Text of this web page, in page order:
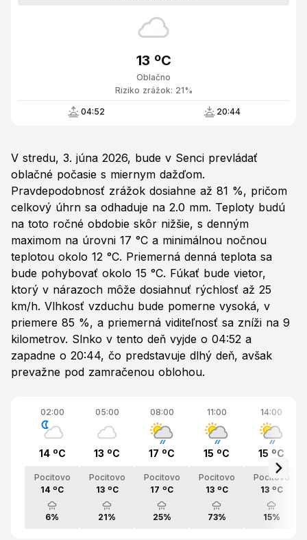
Oblačno
13 ºC
Riziko zrážok: 21%
04:52 20:44
V stredu, 3. júna 2026, bude v Senci prevládať
oblačné počasie s miernym dažďom.
Pravdepodobnosť zrážok dosiahne až 81 %, pričom
celkový úhrn sa odhaduje na 2.0 mm. Teploty budú
na toto ročné obdobie skôr nižšie, s denným
maximom na úrovni 17 °C a minimálnou nočnou
teplotou okolo 12 °C. Priemerná denná teplota sa
bude pohybovať okolo 15 °C. Fúkať bude vietor,
ktorý v nárazoch môže dosiahnuť rýchlosť až 25
km/h. Vlhkosť vzduchu bude pomerne vysoká, v
priemere 85 %, a priemerná viditeľnosť sa zníži na 9
kilometrov. Slnko v tento deň vyjde o 04:52 a
zapadne o 20:44, čo predstavuje dlhý deň, avšak
prevažne pod zamračenou oblohou.
02:00
14 ºC
Pocitovo
14 ºC
6%
05:00
13 ºC
Pocitovo
13 ºC
21%
08:00
17 ºC
Pocitovo
17 ºC
25%
11:00
15 ºC
Pocitovo
13 ºC
73%
14:00
15 ºC
Pocitovo
13 ºC
15%